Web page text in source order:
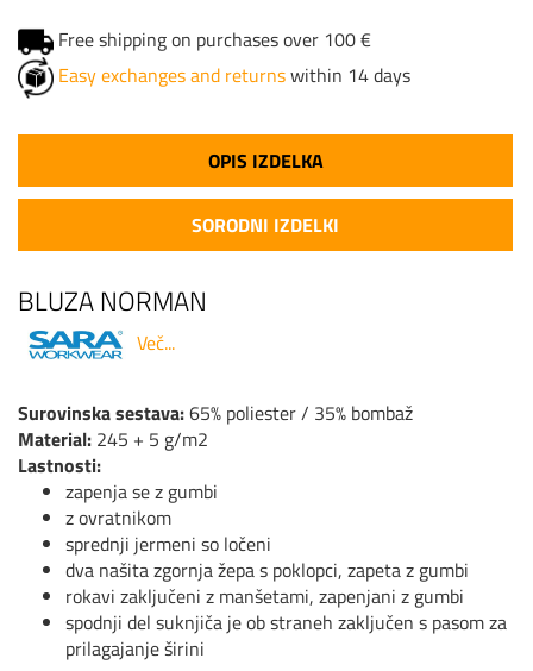
Free shipping on purchases over 100 €
Easy exchanges and returnswithin 14 days
OPIS IZDELKA
SORODNI IZDELKI
BLUZA NORMAN
Več...
Surovinska sestava:65% poliester / 35% bombaž
Material: 245 + 5 g/m2
Lastnosti:
zapenja se z gumbi
z ovratnikom
sprednji jermeni so ločeni
dva našita zgornja žepa s poklopci, zapeta z gumbi
rokavi zaključeni z manšetami, zapenjani z gumbi
spodnji del suknjiča je ob straneh zaključen s pasom za
prilagajanje širini